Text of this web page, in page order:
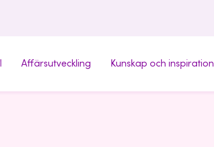
Affärsutveckling Kunskap och inspiration